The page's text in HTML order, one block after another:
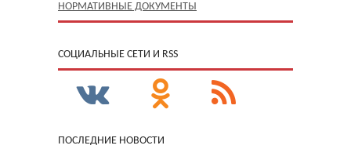
НОРМАТИВНЫЕ ДОКУМЕНТЫ
CОЦИАЛЬНЫЕ СЕТИ И RSS
ПОСЛЕДНИЕ НОВОСТИ